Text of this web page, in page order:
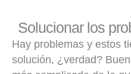
Solucionar los
Hay problemas y estos
solución, ¿verdad?